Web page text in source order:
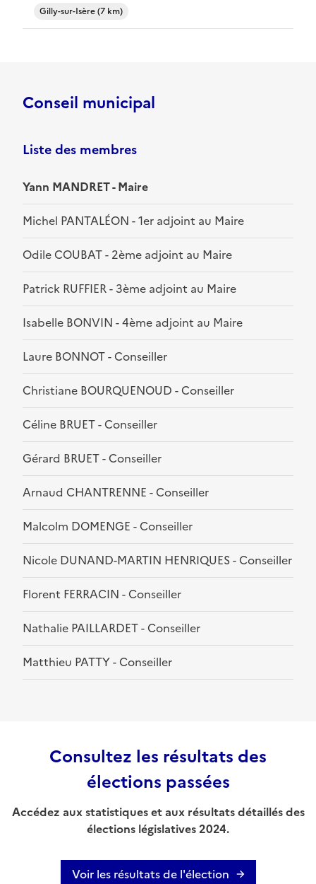
Gilly-sur-Isère (7 km)
Conseil municipal
Liste des membres
Yann MANDRET - Maire
Michel PANTALÉON - 1er adjoint au Maire
Odile COUBAT - 2ème adjoint au Maire
Patrick RUFFIER - 3ème adjoint au Maire
Isabelle BONVIN - 4ème adjoint au Maire
Laure BONNOT - Conseiller
Christiane BOURQUENOUD - Conseiller
Céline BRUET - Conseiller
Gérard BRUET - Conseiller
Arnaud CHANTRENNE - Conseiller
Malcolm DOMENGE - Conseiller
Nicole DUNAND-MARTIN HENRIQUES - Conseiller
Florent FERRACIN - Conseiller
Nathalie PAILLARDET - Conseiller
Matthieu PATTY - Conseiller
Consultez les résultats des
élections passées
Accédez aux statistiques et aux résultats détaillés des
élections législatives 2024.
Voir les résultats de l'élection